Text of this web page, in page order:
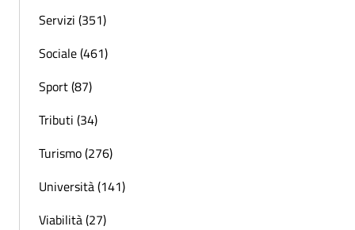
Servizi (351)
Sociale (461)
Sport (87)
Tributi (34)
Turismo (276)
Università (141)
Viabilità (27)